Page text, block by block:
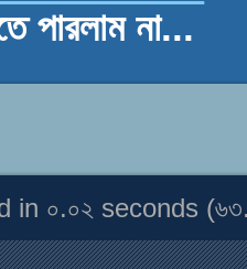
পারলাম না...
in ০.০২ seconds